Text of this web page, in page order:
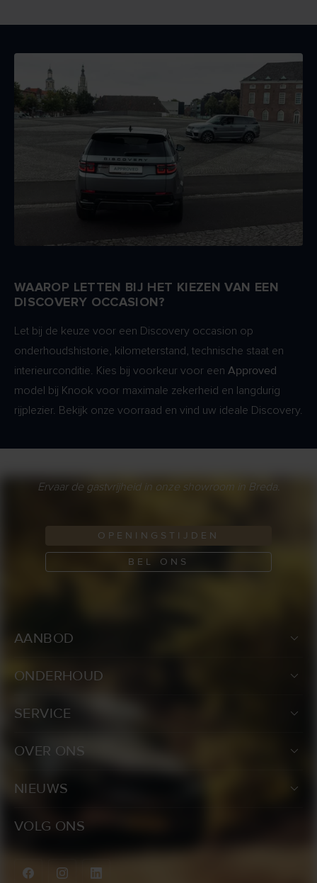
WAAROP LETTEN BIJ HET KIEZEN VAN EEN
DISCOVERY OCCASION?
Let bij de keuze voor een Discovery occasion op
onderhoudshistorie, kilometerstand, technische staat en
interieurconditie. Kies bij voorkeur voor een Approved
model bij Knook voor maximale zekerheid en langdurig
rijplezier. Bekijk onze voorraad en vind uw ideale Discovery.
Ervaar de gastvrijheid in onze showroom in Breda.
OPENINGSTIJDEN
BEL ONS
AANBOD
ONDERHOUD
SERVICE
OVER ONS
NIEUWS
VOLG ONS